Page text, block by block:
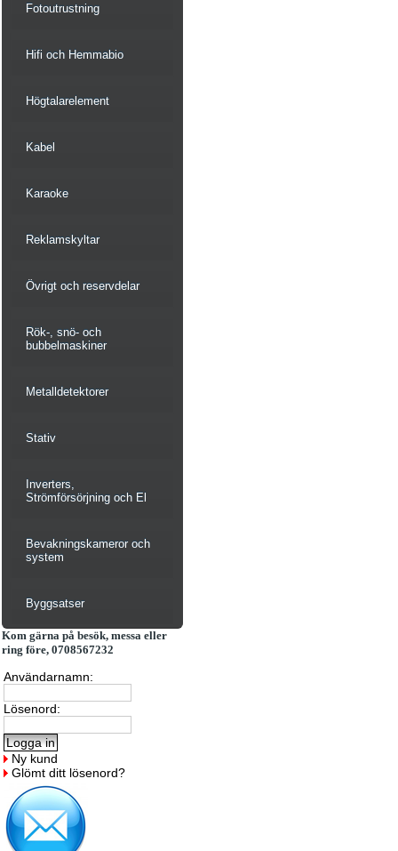
Fotoutrustning
Hifi och Hemmabio
Högtalarelement
Kabel
Karaoke
Reklamskyltar
Övrigt och reservdelar
Rök-, snö- och
bubbelmaskiner
Metalldetektorer
Stativ
Inverters,
Strömförsörjning och El
Bevakningskameror och
system
Byggsatser
Kom gärna på besök, messa eller
ring före, 0708567232
Användarnamn:
Lösenord:
Ny kund
Glömt ditt lösenord?